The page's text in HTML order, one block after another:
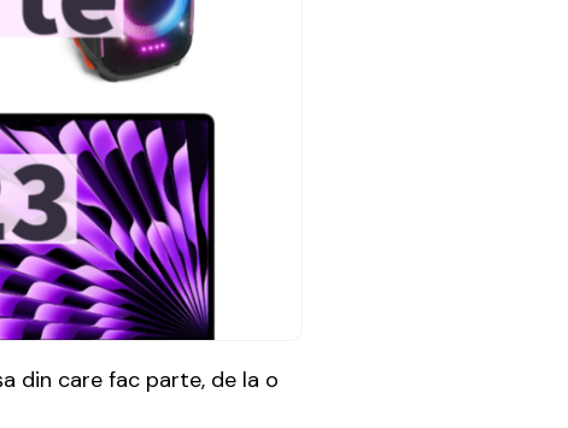
din care fac parte, de la o